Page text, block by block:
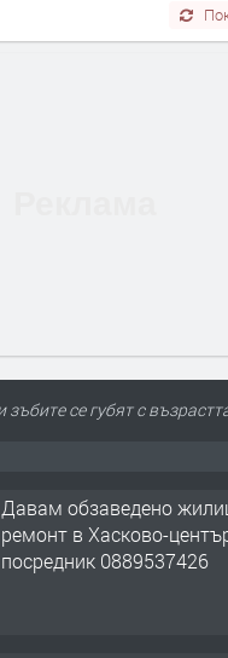
зъбите се губят с
Давам обзаведено
ремонт в Хасково-
посредник 0889537426